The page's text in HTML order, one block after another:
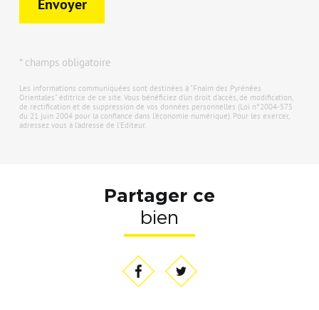
Envoyer
* champs obligatoire
Les informations communiquées sont destinées à "Fnaim des Pyrénées
Orientales" éditrice de ce site. Vous bénéficiez d'un droit d'accès, de modification,
de rectification et de suppression de vos données personnelles (Loi n°2004-575
du 21 juin 2004 pour la confiance dans l'économie numérique). Pour les exercer,
adressez vous à l’adresse de l’Editeur.
Partager ce
bien